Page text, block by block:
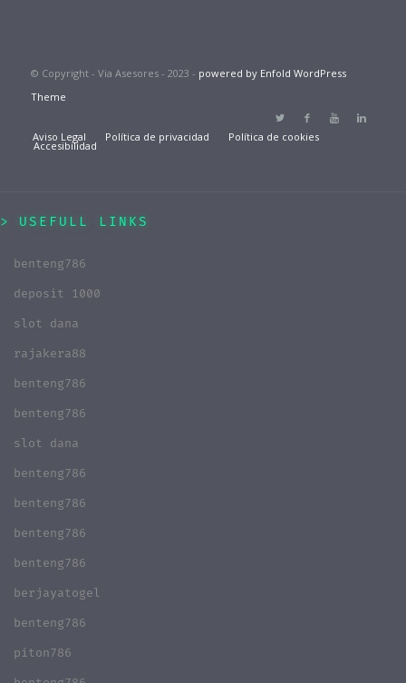
© Copyright - Via Asesores - 2023 - powered by Enfold WordPress
Theme
Aviso Legal Política de privacidad Política de cookies
Accesibilidad
USEFULL LINKS
benteng786
deposit 1000
slot dana
rajakera88
benteng786
benteng786
slot dana
benteng786
benteng786
benteng786
benteng786
berjayatogel
benteng786
piton786